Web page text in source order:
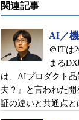
関連記事
AI／
＠ITは
まる
は、AIプロダクト
夫？』と言われた
証の違いと共通点